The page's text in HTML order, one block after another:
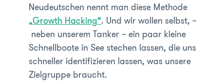
Neudeutschen nennt man diese Methode
„Growth Hacking“. Und wir wollen selbst, –
neben unserem Tanker – ein paar kleine
Schnellboote in See stechen lassen, die uns
schneller identifizieren lassen, was unsere
Zielgruppe braucht.